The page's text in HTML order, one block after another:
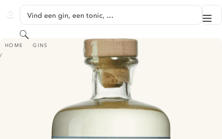
GINVENTORY
Vind een gin, een tonic, …
Zoeken
HOME GINS
BARSEBÄCKS BRÄNNERI NAVY GIN